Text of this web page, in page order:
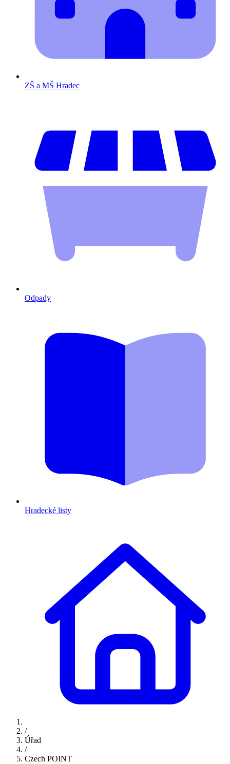
ZŠ a MŠ Hradec
Odpady
Hradecké listy
/
Úřad
/
Czech POINT